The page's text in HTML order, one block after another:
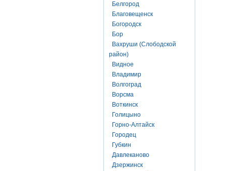
Белгород
Благовещенск
Богородск
Бор
Вахруши (Слободской
район)
Видное
Владимир
Волгоград
Ворсма
Воткинск
Голицыно
Горно-Алтайск
Городец
Губкин
Давлеканово
Дзержинск